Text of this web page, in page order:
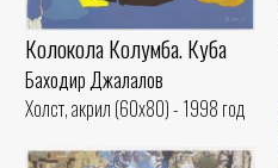
Колокола Колумба. Куба
Баходир Джалалов
Холст, акрил (60x80) - 1998 год